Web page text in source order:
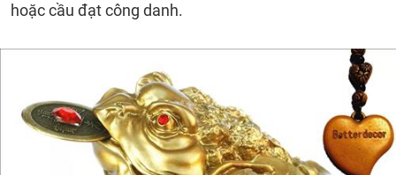
hoặc cầu đạt công danh.